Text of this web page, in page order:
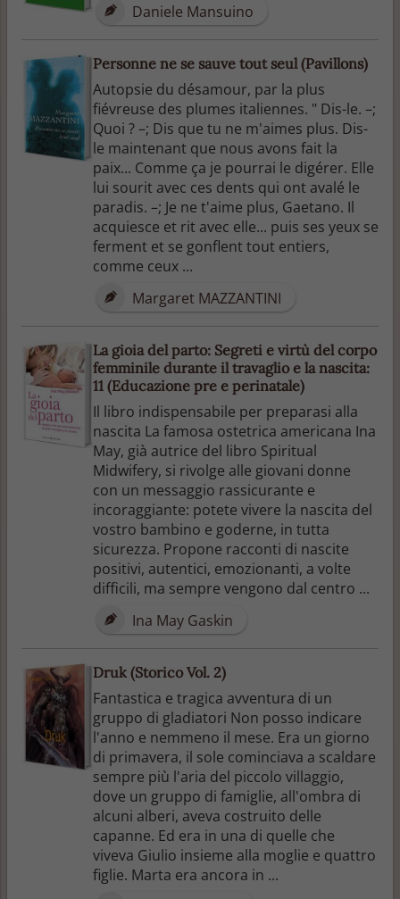
Daniele Mansuino
Personne ne se sauve tout seul (Pavillons)
Autopsie du désamour, par la plus
fiévreuse des plumes italiennes. " Dis-le. –;
Quoi ? –; Dis que tu ne m'aimes plus. Dis-
le maintenant que nous avons fait la
paix... Comme ça je pourrai le digérer. Elle
lui sourit avec ces dents qui ont avalé le
paradis. –; Je ne t'aime plus, Gaetano. Il
acquiesce et rit avec elle... puis ses yeux se
ferment et se gonflent tout entiers,
comme ceux ...
Margaret MAZZANTINI
La gioia del parto: Segreti e virtù del corpo
femminile durante il travaglio e la nascita:
11 (Educazione pre e perinatale)
Il libro indispensabile per preparasi alla
nascita La famosa ostetrica americana Ina
May, già autrice del libro Spiritual
Midwifery, si rivolge alle giovani donne
con un messaggio rassicurante e
incoraggiante: potete vivere la nascita del
vostro bambino e goderne, in tutta
sicurezza. Propone racconti di nascite
positivi, autentici, emozionanti, a volte
difficili, ma sempre vengono dal centro ...
Ina May Gaskin
Druk (Storico Vol. 2)
Fantastica e tragica avventura di un
gruppo di gladiatori Non posso indicare
l'anno e nemmeno il mese. Era un giorno
di primavera, il sole cominciava a scaldare
sempre più l'aria del piccolo villaggio,
dove un gruppo di famiglie, all'ombra di
alcuni alberi, aveva costruito delle
capanne. Ed era in una di quelle che
viveva Giulio insieme alla moglie e quattro
figlie. Marta era ancora in ...